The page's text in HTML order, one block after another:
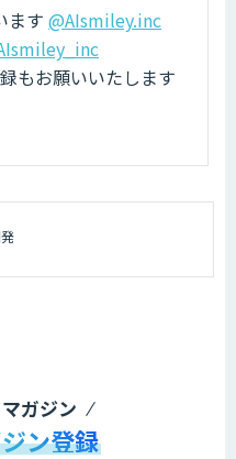
ます @AIsmiley.inc
もお願いいたします
ガジン
ン登録